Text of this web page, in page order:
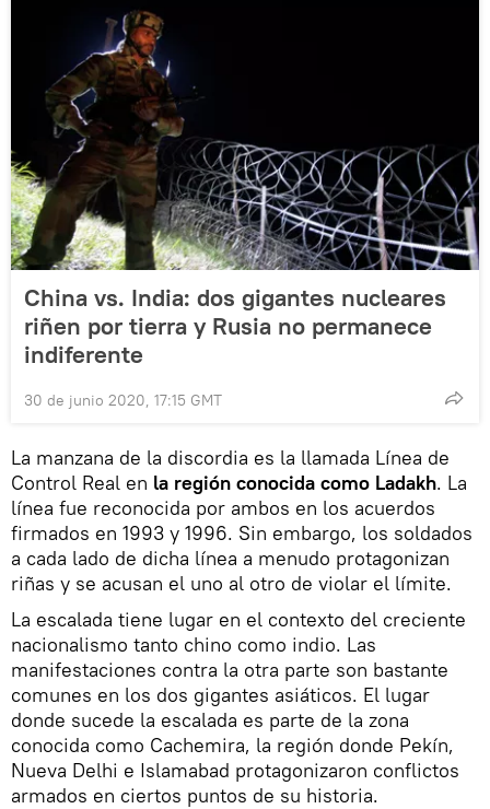
China vs. India: dos gigantes nucleares
riñen por tierra y Rusia no permanece
indiferente
30 de junio 2020, 17:15 GMT
La manzana de la discordia es la llamada Línea de
Control Real en la región conocida como Ladakh. La
línea fue reconocida por ambos en los acuerdos
firmados en 1993 y 1996. Sin embargo, los soldados
a cada lado de dicha línea a menudo protagonizan
riñas y se acusan el uno al otro de violar el límite.
La escalada tiene lugar en el contexto del creciente
nacionalismo tanto chino como indio. Las
manifestaciones contra la otra parte son bastante
comunes en los dos gigantes asiáticos. El lugar
donde sucede la escalada es parte de la zona
conocida como Cachemira, la región donde Pekín,
Nueva Delhi e Islamabad protagonizaron conflictos
armados en ciertos puntos de su historia.